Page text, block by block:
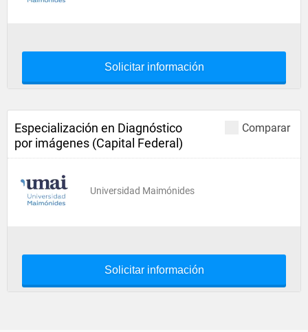
Solicitar información
Comparar
Especialización en Diagnóstico
por imágenes (Capital Federal)
Universidad Maimónides
Solicitar información